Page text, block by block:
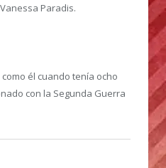
Paradis.
él cuando tenía ocho
con la Segunda Guerra